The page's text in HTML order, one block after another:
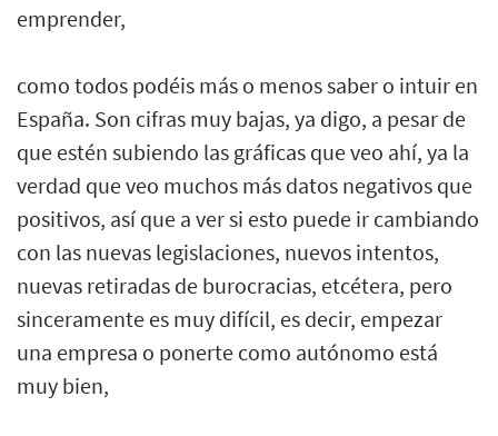
emprender,
como todos podéis más o menos saber o intuir en
España. Son cifras muy bajas, ya digo, a pesar de
que estén subiendo las gráficas que veo ahí, ya la
verdad que veo muchos más datos negativos que
positivos, así que a ver si esto puede ir cambiando
con las nuevas legislaciones, nuevos intentos,
nuevas retiradas de burocracias, etcétera, pero
sinceramente es muy difícil, es decir, empezar
una empresa o ponerte como autónomo está
muy bien,